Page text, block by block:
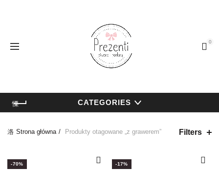
0
CATEGORIES
Strona główna Produkty otagowane „z grawerem” Filters
-70% -17%